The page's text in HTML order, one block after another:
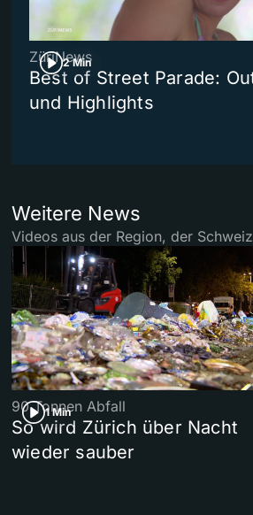
2 Min
ZüriNews
Best of Street Parade:
und Highlights
Weitere News
Videos aus der Region, der
1 Min
90 Tonnen Abfall
So wird Zürich über Nacht
wieder sauber